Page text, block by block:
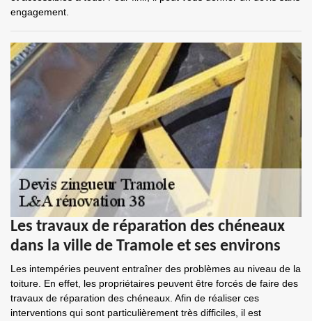
engagement.
Les travaux de réparation des chéneaux
dans la ville de Tramole et ses environs
Les intempéries peuvent entraîner des problèmes au niveau de la
toiture. En effet, les propriétaires peuvent être forcés de faire des
travaux de réparation des chéneaux. Afin de réaliser ces
interventions qui sont particulièrement très difficiles, il est